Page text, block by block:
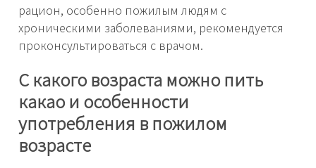
рацион, особенно пожилым людям с
хроническими заболеваниями, рекомендуется
проконсультироваться с врачом.
С какого возраста можно пить
какао и особенности
употребления в пожилом
возрасте